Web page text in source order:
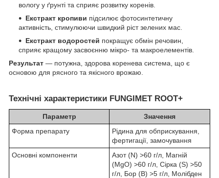
вологу у ґрунті та сприяє розвитку коренів.
Екстракт кропиви підсилює фотосинтетичну
активність, стимулюючи швидкий ріст зелених мас.
Екстракт водоростей покращує обмін речовин,
сприяє кращому засвоєнню мікро- та макроелементів.
Результат — потужна, здорова коренева система, що є
основою для рясного та якісного врожаю.
Технічні характеристики FUNGIMET ROOT+
Параметр
Значення
Форма препарату
Рідина для обприскування,
фертигації, замочування
Основні компоненти
Азот (N) >60 г/л, Магній
(MgO) >60 г/л, Сірка (S) >50
г/л, Бор (B) >5 г/л, Молібден